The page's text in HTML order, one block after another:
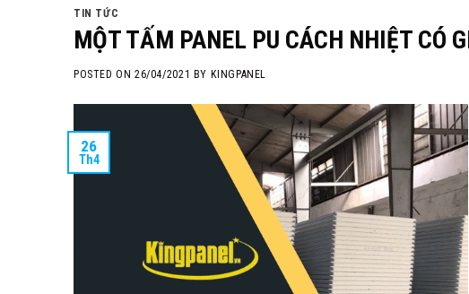
TIN TỨC
MỘT TẤM PANEL PU CÁCH NHIỆT CÓ
POSTED ON26/04/2021 BY KINGPANEL
26
Th4